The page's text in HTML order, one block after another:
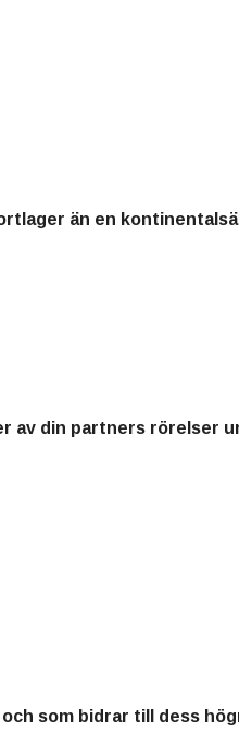
än en
av din partners rörelser
som bidrar till dess